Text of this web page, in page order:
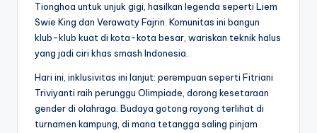
Tionghoa untuk unjuk gigi, hasilkan legenda seperti Liem
Swie King dan Verawaty Fajrin. Komunitas ini bangun
klub-klub kuat di kota-kota besar, wariskan teknik halus
yang jadi ciri khas smash Indonesia.
Hari ini, inklusivitas ini lanjut: perempuan seperti Fitriani
Triviyanti raih perunggu Olimpiade, dorong kesetaraan
gender di olahraga. Budaya gotong royong terlihat di
turnamen kampung, di mana tetangga saling pinjam